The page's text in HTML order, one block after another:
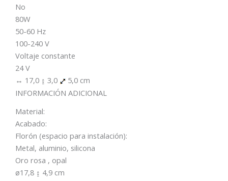
No
80W
50-60 Hz
100-240 V
Voltaje constante
24 V
↔ 17,0 ↨ 3,0
5,0 cm
INFORMACIÓN ADICIONAL
Material:
Acabado:
Florón (espacio para instalación):
Metal, aluminio, silicona
Oro rosa , opal
ø17,8 ↨ 4,9 cm